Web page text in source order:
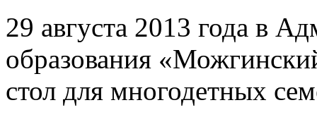
29 августа 2013 года в
образования
стол для многодетных